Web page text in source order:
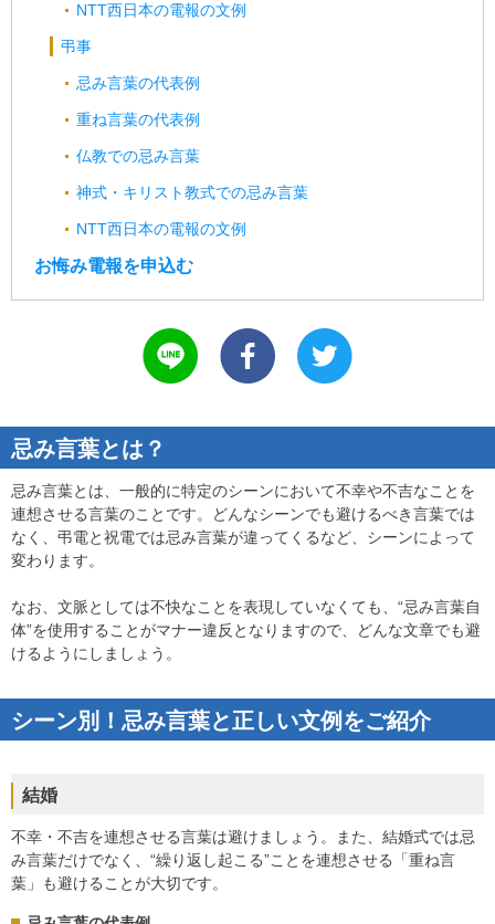
NTT西日本の電報の文例
弔事
忌み言葉の代表例
重ね言葉の代表例
仏教での忌み言葉
神式・キリスト教式での忌み言葉
NTT西日本の電報の文例
お悔み電報を申込む
忌み言葉とは？
忌み言葉とは、一般的に特定のシーンにおいて不幸や不吉なことを
連想させる言葉のことです。どんなシーンでも避けるべき言葉では
なく、弔電と祝電では忌み言葉が違ってくるなど、シーンによって
変わります。
なお、文脈としては不快なことを表現していなくても、“忌み言葉自
体”を使用することがマナー違反となりますので、どんな文章でも避
けるようにしましょう。
シーン別！忌み言葉と正しい文例をご紹介
結婚
不幸・不吉を連想させる言葉は避けましょう。また、結婚式では忌
み言葉だけでなく、“繰り返し起こる”ことを連想させる「重ね言
葉」も避けることが大切です。